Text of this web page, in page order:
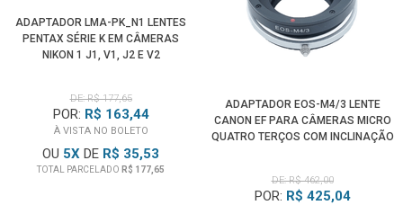
ADAPTADOR LMA-PK_N1 LENTES
PENTAX SÉRIE K EM CÂMERAS
NIKON 1 J1, V1, J2 E V2
DE: R$ 177,65
POR: R$ 163,44
À VISTA NO BOLETO
OU 5X DE R$ 35,53
TOTAL PARCELADO R$ 177,65
ADAPTADOR EOS-M4/3 LENTE
CANON EF PARA CÂMERAS MICRO
QUATRO TERÇOS COM INCLINAÇÃO
DE: R$ 462,00
POR: R$ 425,04